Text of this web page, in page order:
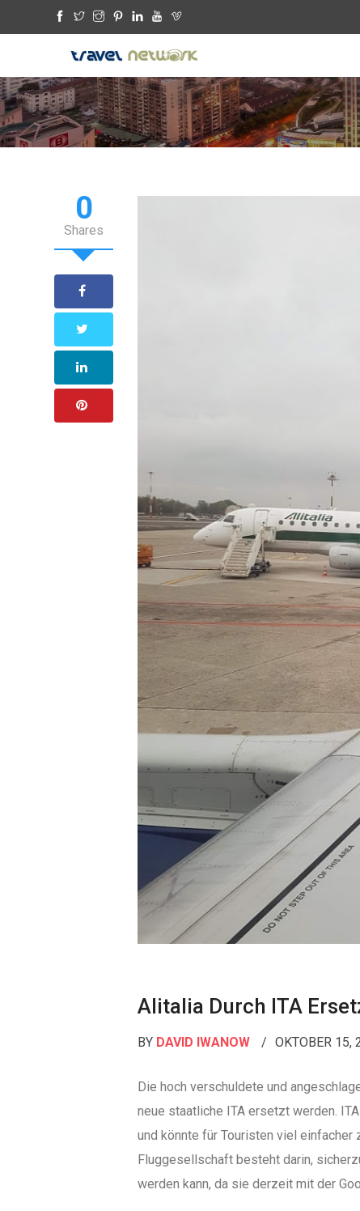
0
Shares
Alitalia Durch ITA
BY DAVID IWANOW OKTOBER 15,
Die hoch verschuldete und
neue staatliche ITA ersetzt werden.
und könnte für Touristen viel einfacher
Fluggesellschaft besteht darin,
werden kann, da sie derzeit mit der